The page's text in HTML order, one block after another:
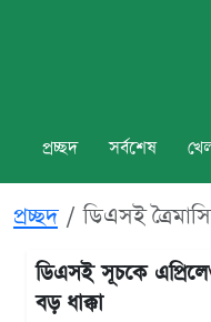
প্রচ্ছদ সর্বশেষ
প্রচ্ছদ ডিএসই
ডিএসই সূচকে
বড় ধাক্কা